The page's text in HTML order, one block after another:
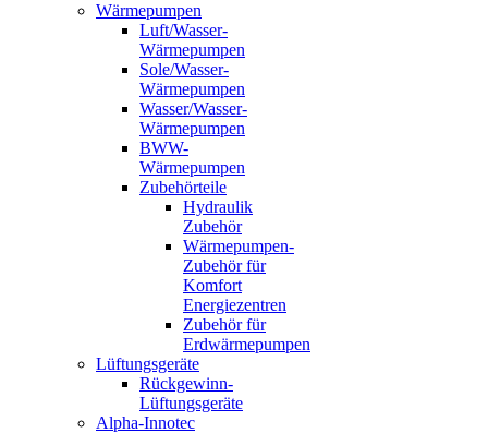
Wärmepumpen
Luft/Wasser-
Wärmepumpen
Sole/Wasser-
Wärmepumpen
Wasser/Wasser-
Wärmepumpen
BWW-
Wärmepumpen
Zubehörteile
Hydraulik
Zubehör
Wärmepumpen-
Zubehör für
Komfort
Energiezentren
Zubehör für
Erdwärmepumpen
Lüftungsgeräte
Rückgewinn-
Lüftungsgeräte
Alpha-Innotec